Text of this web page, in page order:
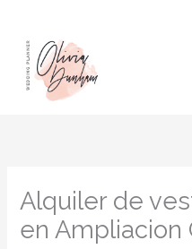
contenido
Alquiler de
en Ampliacion